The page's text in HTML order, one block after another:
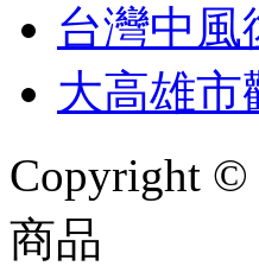
台灣中風
大高雄市
Copyright
商品